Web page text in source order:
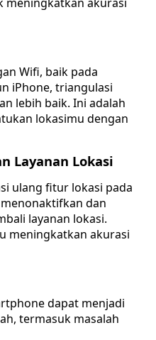
Wifi, baik pada
iPhone, triangulasi
lebih baik. Ini adalah
lokasimu dengan
Layanan Lokasi
ulang fitur lokasi pada
dan
layanan lokasi.
meningkatkan akurasi
dapat menjadi
termasuk masalah